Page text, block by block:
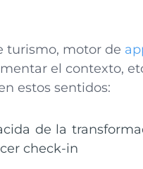
turismo, motor de
el contexto,
estos sentidos:
de la
check-in